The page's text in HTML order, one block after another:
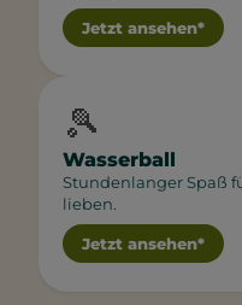
Jetzt ansehen*
🎾
Wasserball
Stundenlanger Spaß
lieben.
Jetzt ansehen*